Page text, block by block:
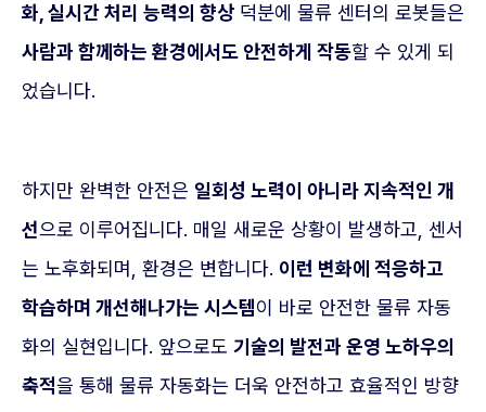
화, 실시간 처리 능력의 향상 덕분에 물류 센터의 로봇들은
사람과 함께하는 환경에서도 안전하게 작동할 수 있게 되
었습니다.
하지만 완벽한 안전은 일회성 노력이 아니라 지속적인 개
선으로 이루어집니다. 매일 새로운 상황이 발생하고, 센서
는 노후화되며, 환경은 변합니다. 이런 변화에 적응하고
학습하며 개선해나가는 시스템이 바로 안전한 물류 자동
화의 실현입니다. 앞으로도 기술의 발전과 운영 노하우의
축적을 통해 물류 자동화는 더욱 안전하고 효율적인 방향